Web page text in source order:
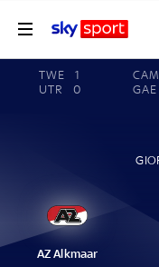
TWE
1
UTR
0
CAM
GAE
AZ Alkmaar